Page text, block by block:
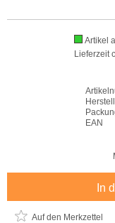
Artikel
Lieferzeit
EAN
In
Auf den Merkzettel